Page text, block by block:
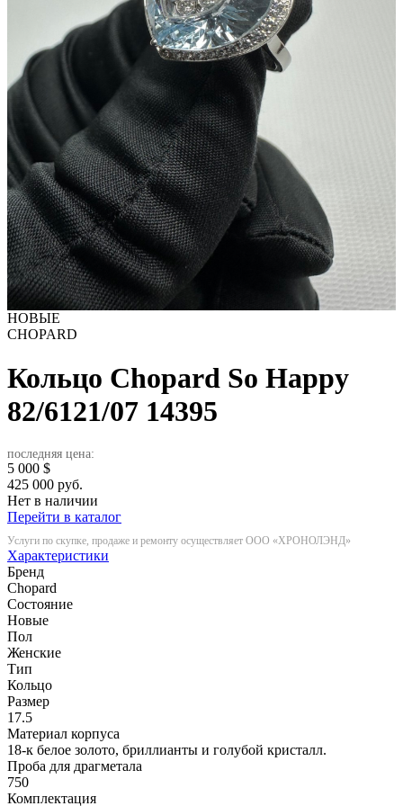
НОВЫЕ
CHOPARD
Кольцо Chopard So Happy
82/6121/07 14395
последняя цена:
5 000 $
425 000 руб.
Нет в наличии
Перейти в каталог
Услуги по скупке, продаже и ремонту осуществляет ООО «ХРОНОЛЭНД»
Характеристики
Бренд
Chopard
Состояние
Новые
Пол
Женские
Тип
Кольцо
Размер
17.5
Материал корпуса
18-к белое золото, бриллианты и голубой кристалл.
Проба для драгметала
750
Комплектация